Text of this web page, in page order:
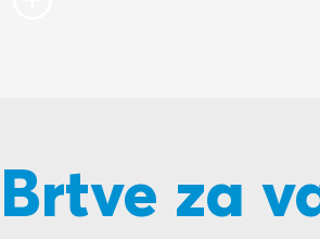
Brtve za